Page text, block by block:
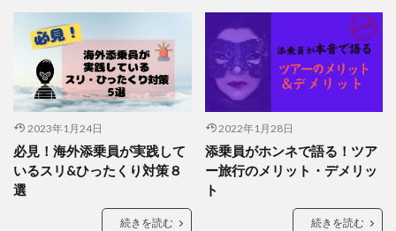
2023年1月24日
必見！海外添乗員が実践して
いるスリ&ひったくり対策８
選
続きを読む
2022年1月28日
添乗員がホンネで語る！ツア
ー旅行のメリット・デメリッ
ト
続きを読む